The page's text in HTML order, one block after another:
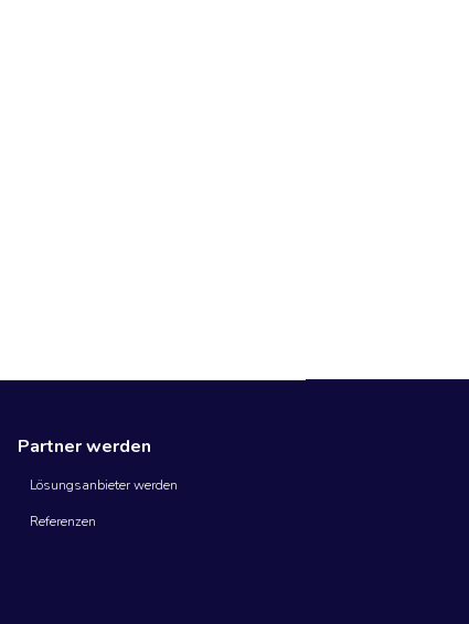
Partner werden
Lösungsanbieter werden
Referenzen